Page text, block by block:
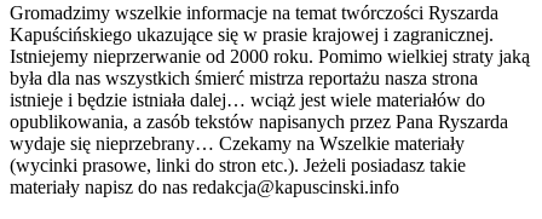
Gromadzimy wszelkie informacje na temat twórczości Ryszarda
Kapuścińskiego ukazujące się w prasie krajowej i zagranicznej.
Istniejemy nieprzerwanie od 2000 roku. Pomimo wielkiej straty jaką
była dla nas wszystkich śmierć mistrza reportażu nasza strona
istnieje i będzie istniała dalej… wciąż jest wiele materiałów do
opublikowania, a zasób tekstów napisanych przez Pana Ryszarda
wydaje się nieprzebrany… Czekamy na Wszelkie materiały
(wycinki prasowe, linki do stron etc.). Jeżeli posiadasz takie
materiały napisz do nas redakcja@kapuscinski.info